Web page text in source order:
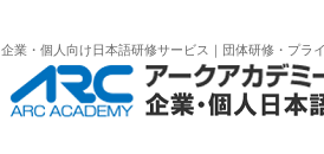
企業・個人向け日本語研修サービス｜団体研修・プラ